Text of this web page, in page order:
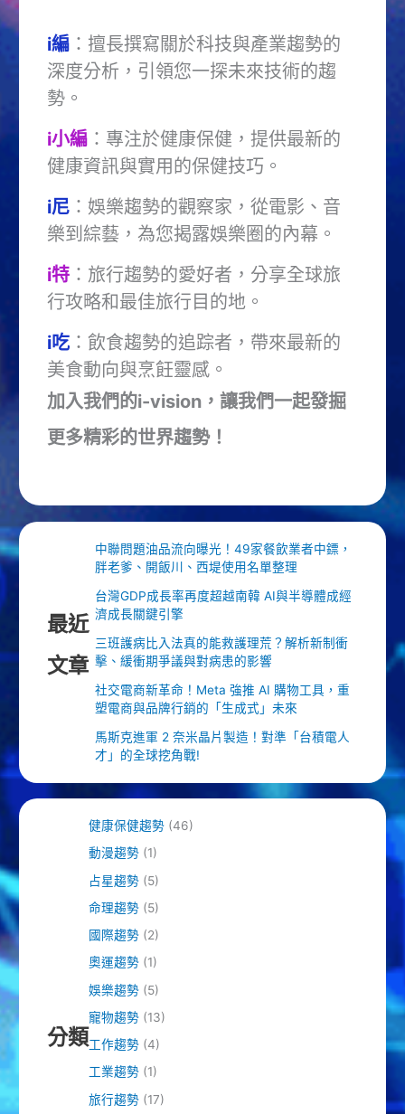
i編：擅長撰寫關於科技與產業趨勢的
深度分析，引領您一探未來技術的趨
勢。
i小編：專注於健康保健，提供最新的
健康資訊與實用的保健技巧。
i尼：娛樂趨勢的觀察家，從電影、音
樂到綜藝，為您揭露娛樂圈的內幕。
i特：旅行趨勢的愛好者，分享全球旅
行攻略和最佳旅行目的地。
i吃：飲食趨勢的追踪者，帶來最新的
美食動向與烹飪靈感。
加入我們的i-vision，讓我們一起發掘
更多精彩的世界趨勢！
最近
文章
中聯問題油品流向曝光！49家餐飲業者中鏢，
胖老爹、開飯川、西堤使用名單整理
台灣GDP成長率再度超越南韓 AI與半導體成經
濟成長關鍵引擎
三班護病比入法真的能救護理荒？解析新制衝
擊、緩衝期爭議與對病患的影響
社交電商新革命！Meta 強推 AI 購物工具，重
塑電商與品牌行銷的「生成式」未來
馬斯克進軍 2 奈米晶片製造！對準「台積電人
才」的全球挖角戰!
分類
健康保健趨勢(46)
動漫趨勢(1)
占星趨勢(5)
命理趨勢(5)
國際趨勢(2)
奧運趨勢(1)
娛樂趨勢(5)
寵物趨勢(13)
工作趨勢(4)
工業趨勢(1)
旅行趨勢(17)